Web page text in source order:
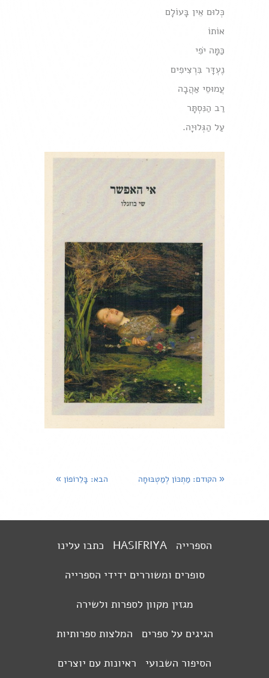
כְּלוּם אֵין בָּעוֹלָם
אוֹתוֹ
כַּמָּה יֹפִי
נֶעְדָּר בִּרְצִיפִים
עֲמוּסֵי אַהֲבָה
רַב הַנִּסְתָּר
עַל הַגְּלוּיָה.
« הקודם: מַתְכּוֹן לְמַטְבּוּחָה הבא: בָּלֵרוֹפוֹן »
הספרייה HASIFRIYA כתבו עלינו
סופרים ומשוררים ידידי הספרייה
מגזין מקוון לספרות ולשירה
הגיגים על ספרים המלצות ספרותיות
הסיפור השבועי ראיונות עם יוצרים